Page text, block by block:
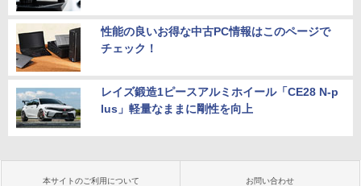
性能の良いお得な中古PC情報はこのページで
チェック！
レイズ鍛造1ピースアルミホイール「CE28 N-p
lus」軽量なままに剛性を向上
本サイトのご利用について お問い合わせ